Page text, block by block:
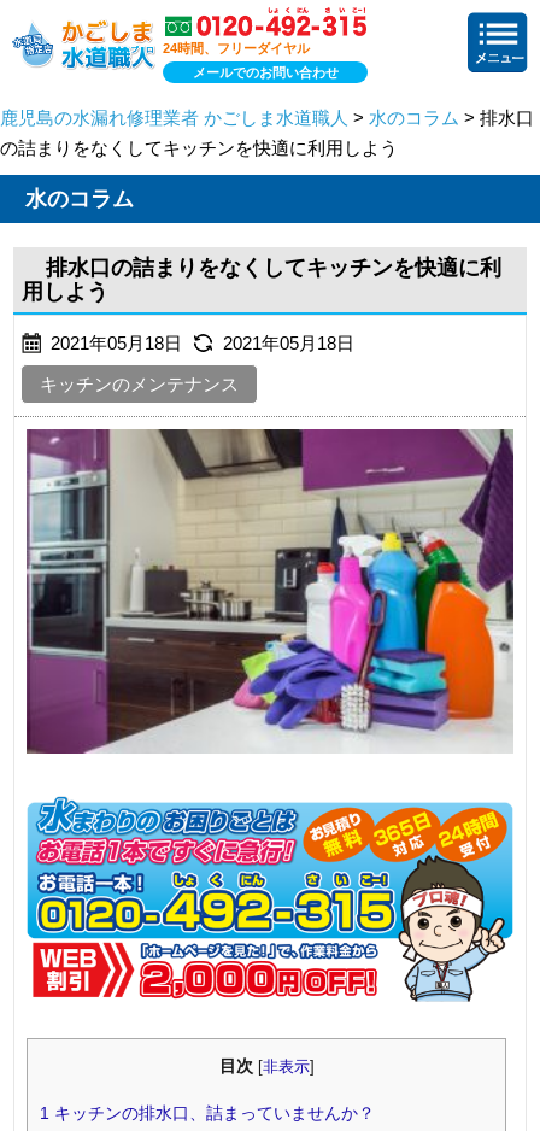
24時間、フリーダイヤル
メールでのお問い合わせ
鹿児島の水漏れ修理業者 かごしま水道職人 > 水のコラム > 排水口
の詰まりをなくしてキッチンを快適に利用しよう
水のコラム
排水口の詰まりをなくしてキッチンを快適に利
用しよう
2021年05月18日
2021年05月18日
キッチンのメンテナンス
目次 [非表示]
1 キッチンの排水口、詰まっていませんか？